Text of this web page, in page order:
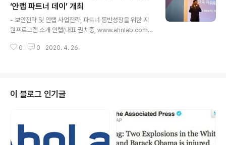
화 물감, 팔레트 등 총 200여개의 교육 물품이다. ‘판교푸
른학교 지역아동센터’는 이번 기증품을 현재 돌보고 있는
아동들의 새 학기 학습과 미술 활동 등 다양한 교육 과정에
사용할 예정이다. 이번 교육 물품 기증은 지난해 12월 얼라
이언스 회원사인 웹젠과 안랩이 공동으로 기부 기념품을
‘안랩 파트너 데이’ 개최
- 보안전략 및 안랩 사업전략, 파트너 동반성장을 위한 지
원프로그램 소개 안랩(대표 권치중, www.ahnlab.com)
W 공인 파트너사를 초청해 ‘안랩 파트너 데이 2016’을 개
다. 먼저 안랩 이호웅 연구소장이 클라우드, BYOD, 빅데이
터, 사물인터넷(IoT), O2O(Online to Offline) 등 IT 최
신 트렌드를 설명하며 변화하는 IT환경에 대응하는 R&D
방향 및 보안 전략에 대해 발표했다. EP(엔드포인트플랫
폼)사업부장 강석균 전무는 2016년 ..
0 0 2020. 4. 26.
이 블로그 인기글